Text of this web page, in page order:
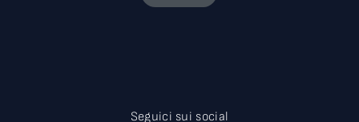
Seguici sui social